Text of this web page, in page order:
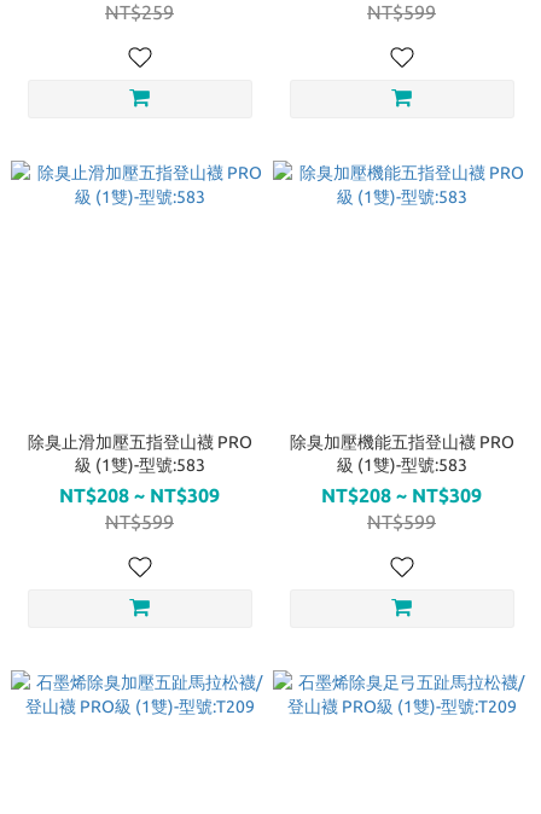
NT$259
NT$599
除臭止滑加壓五指登山襪 PRO
級 (1雙)-型號:583
NT$208 ~ NT$309
NT$599
除臭加壓機能五指登山襪 PRO
級 (1雙)-型號:583
NT$208 ~ NT$309
NT$599